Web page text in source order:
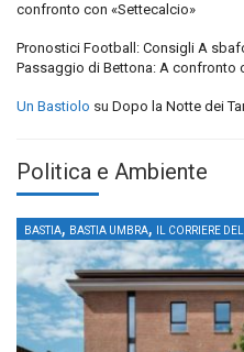
confronto con «Settecalcio»
Pronostici Football: Consigli A
Passaggio di Bettona: A confronto
Un Bastiolo su Dopo la Notte dei
Politica e Ambiente
BASTIA, BASTIA UMBRA, IL CORRIERE